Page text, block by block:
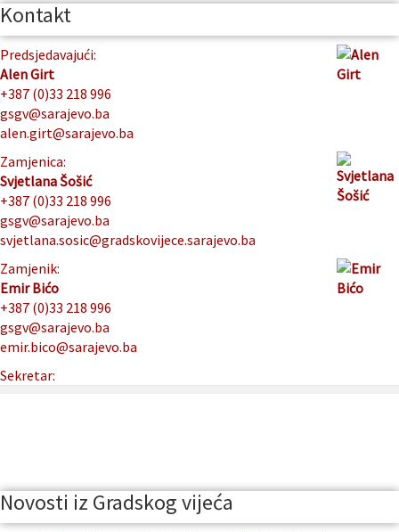
Kontakt
Predsjedavajući:
Alen Girt
+387 (0)33 218 996
gsgv@sarajevo.ba
alen.girt@sarajevo.ba
Zamjenica:
Svjetlana Šošić
+387 (0)33 218 996
gsgv@sarajevo.ba
svjetlana.sosic@gradskovijece.sarajevo.ba
Zamjenik:
Emir Bićo
+387 (0)33 218 996
gsgv@sarajevo.ba
emir.bico@sarajevo.ba
Sekretar:
Novosti iz Gradskog vijeća